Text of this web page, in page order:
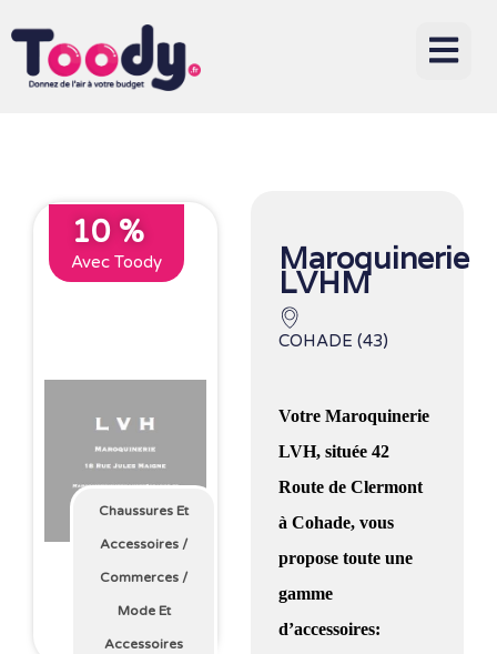
10 %
Avec Toody
Chaussures Et
Accessoires /
Commerces /
Mode Et
Accessoires
Maroquinerie
LVHM
COHADE (43)
Votre Maroquinerie
LVH, située 42
Route de Clermont
à Cohade, vous
propose toute une
gamme
d’accessoires: